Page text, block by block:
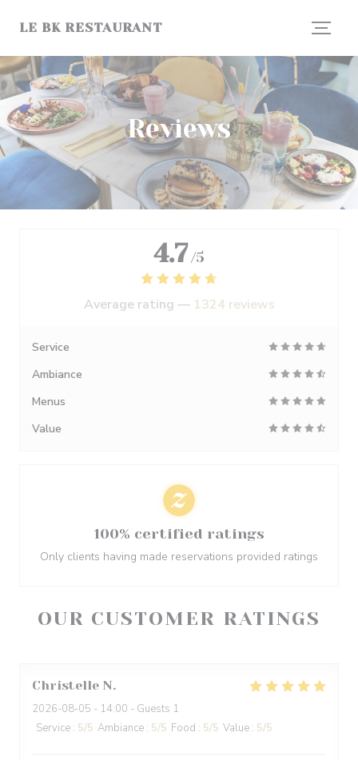
LE BK RESTAURANT
Reviews
OUR CUSTOMER RATINGS
Christelle N
2026-08-05 - 14:00 - Guests 1
Service : 5/5 Ambiance : 5/5 Food : 5/5 Value : 5/5
4.7 /5
Average rating — 1324 reviews
Service
Ambiance
Menus
Value
100% certified ratings
Only clients having made reservations provided ratings